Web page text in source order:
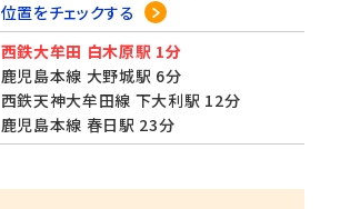
位置をチェックする
西鉄大牟田 白木原駅 1分
鹿児島本線 大野城駅 6分
西鉄天神大牟田線 下大利駅 12分
鹿児島本線 春日駅 23分